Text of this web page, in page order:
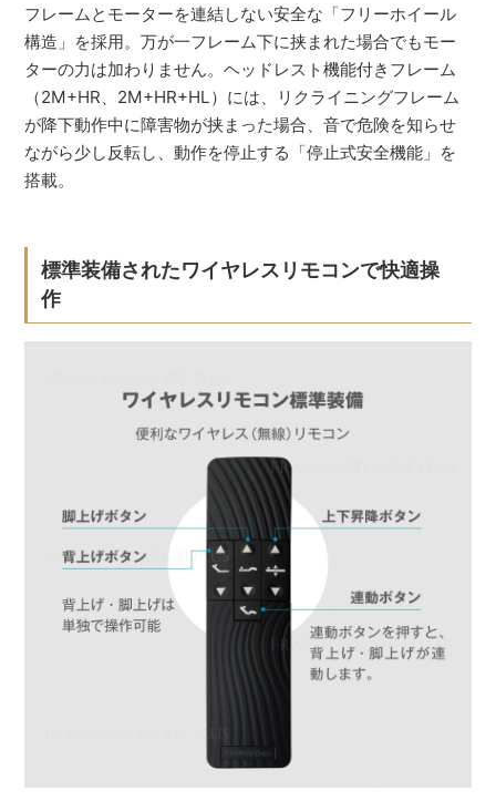
フレームとモーターを連結しない安全な「フリーホイール
構造」を採用。万が一フレーム下に挟まれた場合でもモー
ターの力は加わりません。ヘッドレスト機能付きフレーム
（2M+HR、2M+HR+HL）には、リクライニングフレーム
が降下動作中に障害物が挟まった場合、音で危険を知らせ
ながら少し反転し、動作を停止する「停止式安全機能」を
搭載。
標準装備されたワイヤレスリモコンで快適操
作